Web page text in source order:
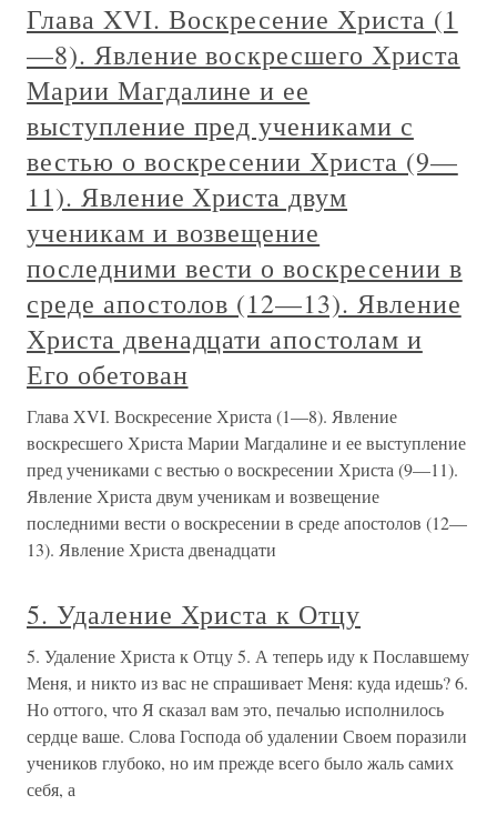
Глава XVI. Воскресение Христа (1
—8). Явление воскресшего Христа
Марии Магдалине и ее
выступление пред учениками с
вестью о воскресении Христа (9—
11). Явление Христа двум
ученикам и возвещение
последними вести о воскресении в
среде апостолов (12—13). Явление
Христа двенадцати апостолам и
Его обетован
Глава XVI. Воскресение Христа (1—8). Явление
воскресшего Христа Марии Магдалине и ее выступление
пред учениками с вестью о воскресении Христа (9—11).
Явление Христа двум ученикам и возвещение
последними вести о воскресении в среде апостолов (12—
13). Явление Христа двенадцати
5. Удаление Христа к Отцу
5. Удаление Христа к Отцу 5. А теперь иду к Пославшему
Меня, и никто из вас не спрашивает Меня: куда идешь? 6.
Но оттого, что Я сказал вам это, печалью исполнилось
сердце ваше. Слова Господа об удалении Своем поразили
учеников глубоко, но им прежде всего было жаль самих
себя, а